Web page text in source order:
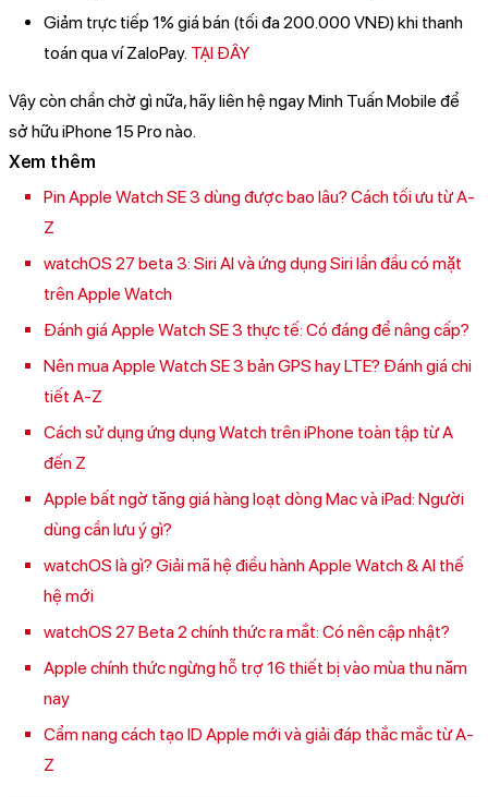
Giảm trực tiếp 1% giá bán (tối đa 200.000 VNĐ) khi thanh
toán qua ví ZaloPay. TẠI ĐÂY
Vậy còn chần chờ gì nữa, hãy liên hệ ngay Minh Tuấn Mobile để
sở hữu iPhone 15 Pro nào.
Xem thêm
Pin Apple Watch SE 3 dùng được bao lâu? Cách tối ưu từ A-
Z
watchOS 27 beta 3: Siri AI và ứng dụng Siri lần đầu có mặt
trên Apple Watch
Đánh giá Apple Watch SE 3 thực tế: Có đáng để nâng cấp?
Nên mua Apple Watch SE 3 bản GPS hay LTE? Đánh giá chi
tiết A-Z
Cách sử dụng ứng dụng Watch trên iPhone toàn tập từ A
đến Z
Apple bất ngờ tăng giá hàng loạt dòng Mac và iPad: Người
dùng cần lưu ý gì?
watchOS là gì? Giải mã hệ điều hành Apple Watch & AI thế
hệ mới
watchOS 27 Beta 2 chính thức ra mắt: Có nên cập nhật?
Apple chính thức ngừng hỗ trợ 16 thiết bị vào mùa thu năm
nay
Cẩm nang cách tạo ID Apple mới và giải đáp thắc mắc từ A-
Z